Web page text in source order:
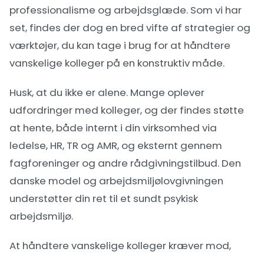
professionalisme og arbejdsglæde. Som vi har
set, findes der dog en bred vifte af strategier og
værktøjer, du kan tage i brug for at håndtere
vanskelige kolleger på en konstruktiv måde.
Husk, at du ikke er alene. Mange oplever
udfordringer med kolleger, og der findes støtte
at hente, både internt i din virksomhed via
ledelse, HR, TR og AMR, og eksternt gennem
fagforeninger og andre rådgivningstilbud. Den
danske model og arbejdsmiljølovgivningen
understøtter din ret til et sundt psykisk
arbejdsmiljø.
At håndtere vanskelige kolleger kræver mod,